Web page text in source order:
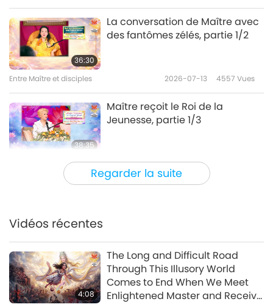
Regarder la suite
36:30
La conversation de Maître avec
des fantômes zélés, partie 1/2
Entre Maître et disciples 2026-07-13 4557 Vues
38:35
Maître reçoit le Roi de la
Jeunesse, partie 1/3
Entre Maître et disciples 2026-07-10
35:39
Instructions de MAPA pour une
arrivée en douceur d’un Monde
de Paix
Vidéos récentes
4:08
The Long and Difficult Road
Through This Illusory World
Comes to End When We Meet
Enlightened Master and Receive